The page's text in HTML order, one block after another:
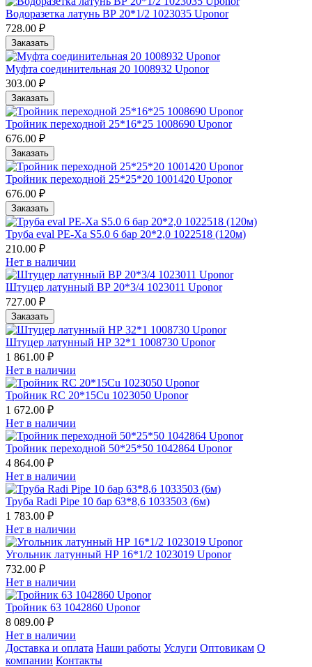
Водоразетка латунь ВР 20*1/2 1023035 Uponor
728.00 ₽
Заказать
Муфта соединительная 20 1008932 Uponor
303.00 ₽
Заказать
Тройник переходной 25*16*25 1008690 Uponor
676.00 ₽
Заказать
Тройник переходной 25*25*20 1001420 Uponor
676.00 ₽
Заказать
Труба eval PE-Xa S5.0 6 бар 20*2,0 1022518 (120м)
210.00 ₽
Нет в наличии
Штуцер латунный ВР 20*3/4 1023011 Uponor
727.00 ₽
Заказать
Штуцер латунный НР 32*1 1008730 Uponor
1 861.00 ₽
Нет в наличии
Тройник RC 20*15Cu 1023050 Uponor
1 672.00 ₽
Нет в наличии
Тройник переходной 50*25*50 1042864 Uponor
4 864.00 ₽
Нет в наличии
Труба Radi Pipe 10 бар 63*8,6 1033503 (6м)
1 783.00 ₽
Нет в наличии
Угольник латунный НР 16*1/2 1023019 Uponor
732.00 ₽
Нет в наличии
Тройник 63 1042860 Uponor
8 089.00 ₽
Нет в наличии
Доставка и оплата Наши работы Услуги Оптовикам О
компании Контакты